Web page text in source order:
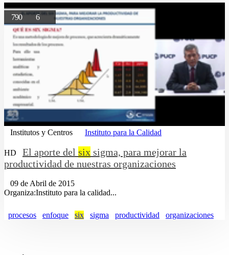
7906
Institutos y Centros Instituto para la Calidad
HD El aporte del six sigma, para mejorar la
productividad de nuestras organizaciones
09 de Abril de 2015
Organiza:Instituto para la calidad...
procesos enfoque six sigma productividad organizaciones